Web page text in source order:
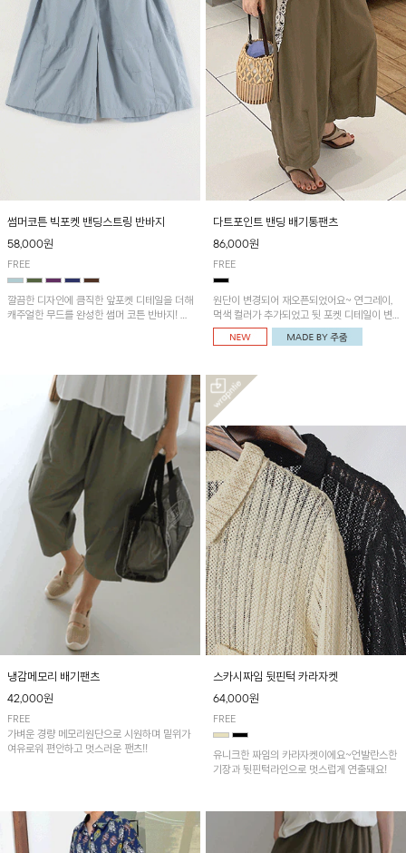
썸머코튼 빅포켓 밴딩스트링 반바지
58,000원
FREE
깔끔한 디자인에 큼직한 앞포켓 디테일을 더해
캐주얼한 무드를 완성한 썸머 코튼 반바지! 허
다트포인트 밴딩 배기통팬츠
86,000원
FREE
원단이 변경되어 재오픈되었어요~ 연그레이,
먹색 컬러가 추가되었고 뒷 포켓 디테일이 변
경되었습니다~가볍고 시원하게 착용되는 배
기통팬츠! 허리밴딩과 여유로운 통으로 편안해
냉감메모리 배기팬츠
42,000원
FREE
가벼운 경량 메모리원단으로 시원하며 밑위가
여유로워 편안하고 멋스러운 팬츠!!
스카시짜임 뒷핀턱 카라자켓
64,000원
FREE
유니크한 짜임의 카라자켓이에요~언발란스한
기장과 뒷핀턱라인으로 멋스럽게 연출돼요!